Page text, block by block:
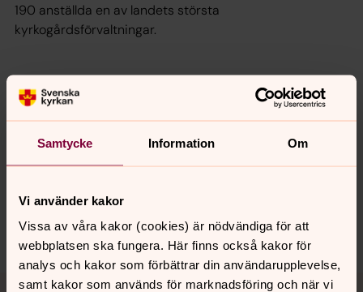
Samtycke Information Om
Vi använder kakor
Vissa av våra kakor (cookies) är nödvändiga för att
webbplatsen ska fungera. Här finns också kakor för
analys och kakor som förbättrar din användarupplevelse,
samt kakor som används för marknadsföring och när vi
190 anställda en av landets största
kyrkogårdsförvaltningar.
Senast ändrad 26 juni 2026
Synpunkter eller frågor på sidans
innehåll?
gbg.begravningssamfallighet@svenskakyrkan.se
Dela
Tillbaka till toppen
Tillbaka till innehållet